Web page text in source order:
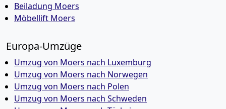
Beiladung Moers
Möbellift Moers
Europa-Umzüge
Umzug von Moers nach Luxemburg
Umzug von Moers nach Norwegen
Umzug von Moers nach Polen
Umzug von Moers nach Schweden